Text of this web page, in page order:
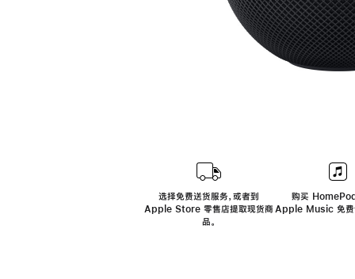
选择免费送货服务，或者到
Apple Store 零售店提取现货商
品。
购买
Apple Music 免费